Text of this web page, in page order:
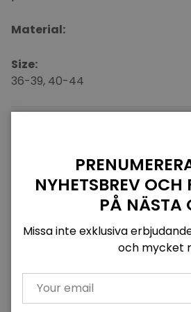
Material:
Size:
36-39, 40-44
CUSTOMER
4.96
Based on 23
NYHETSBREV OCH
PÅ NÄSTA
Missa inte exklusiva
och mycket